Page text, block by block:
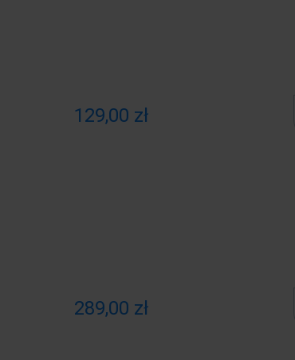
129,00 zł
289,00 zł